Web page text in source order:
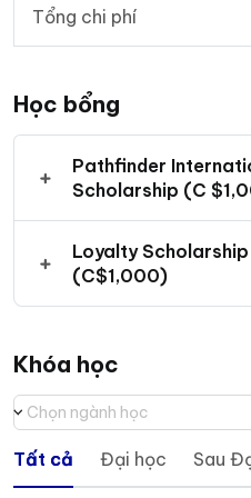
Tổng chi phí
Học bổng
Pathfinder
Scholarship (C
Loyalty
(C$1,000)
Khóa học
Chọn ngành học
Tất cả Đại học Sau